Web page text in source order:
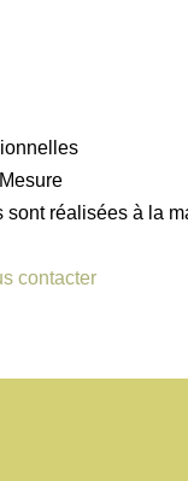
réalisées à la
contacter